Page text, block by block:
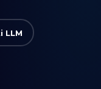
LLM